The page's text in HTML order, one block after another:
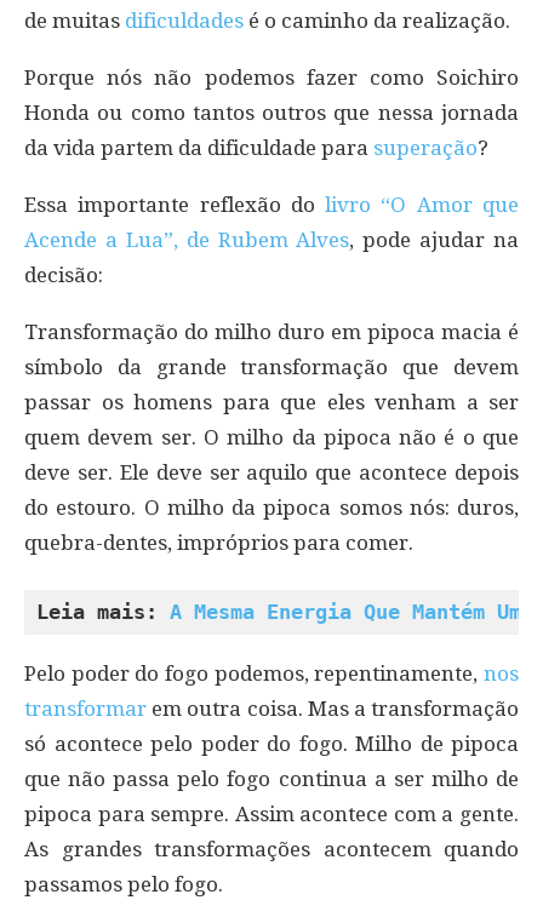
de muitas dificuldades é o caminho da realização.
Porque nós não podemos fazer como Soichiro
Honda ou como tantos outros que nessa jornada
da vida partem da dificuldade para superação?
Essa importante reflexão dolivro “O Amor que
Acende a Lua”, de Rubem Alves, pode ajudar na
decisão:
Transformação do milho duro em pipoca macia é
símbolo da grande transformação que devem
passar os homens para que eles venham a ser
quem devem ser. O milho da pipoca não é o que
deve ser. Ele deve ser aquilo que acontece depois
do estouro. O milho da pipoca somos nós: duros,
quebra-dentes, impróprios para comer.
Leia mais: A Mesma Energia Que Mantém
Pelo poder do fogo podemos, repentinamente, nos
transformar em outra coisa. Mas a transformação
só acontece pelo poder do fogo. Milho de pipoca
que não passa pelo fogo continua a ser milho de
pipoca para sempre. Assim acontece com a gente.
As grandes transformações acontecem quando
passamos pelo fogo.